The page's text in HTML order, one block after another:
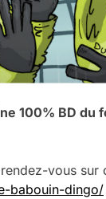
100% BD du
vous sur
babouin-dingo/